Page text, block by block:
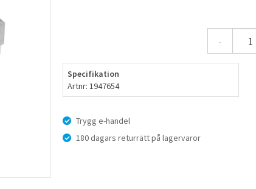
-
Specifikation
Artnr: 1947654
Trygg e-handel
180 dagars returrätt på lagervaror